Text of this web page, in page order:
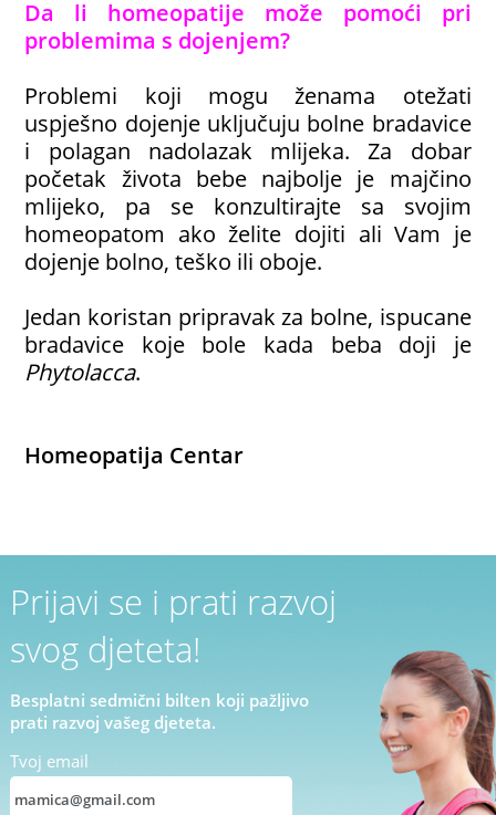
Da li homeopatije može pomoći pri
problemima s dojenjem?
Problemi koji mogu ženama otežati
uspješno dojenje uključuju bolne bradavice
i polagan nadolazak mlijeka. Za dobar
početak života bebe najbolje je majčino
mlijeko, pa se konzultirajte sa svojim
homeopatom ako želite dojiti ali Vam je
dojenje bolno, teško ili oboje.
Jedan koristan pripravak za bolne, ispucane
bradavice koje bole kada beba doji je
Phytolacca.
Homeopatija Centar
Prijavi se i prati razvoj
svog djeteta!
Besplatni sedmični bilten koji pažljivo
prati razvoj vašeg djeteta.
Tvoj email